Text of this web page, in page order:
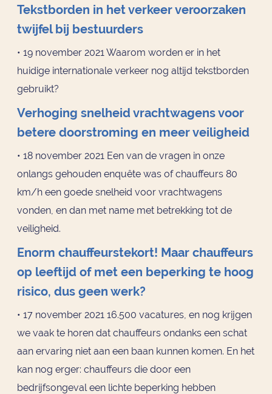
Tekstborden in het verkeer veroorzaken
twijfel bij bestuurders
• 19 november 2021 Waarom worden er in het
huidige internationale verkeer nog altijd tekstborden
gebruikt?
Verhoging snelheid vrachtwagens voor
betere doorstroming en meer veiligheid
• 18 november 2021 Een van de vragen in onze
onlangs gehouden enquête was of chauffeurs 80
km/h een goede snelheid voor vrachtwagens
vonden, en dan met name met betrekking tot de
veiligheid.
Enorm chauffeurstekort! Maar chauffeurs
op leeftijd of met een beperking te hoog
risico, dus geen werk?
• 17 november 2021 16.500 vacatures, en nog krijgen
we vaak te horen dat chauffeurs ondanks een schat
aan ervaring niet aan een baan kunnen komen. En het
kan nog erger: chauffeurs die door een
bedrijfsongeval een lichte beperking hebben